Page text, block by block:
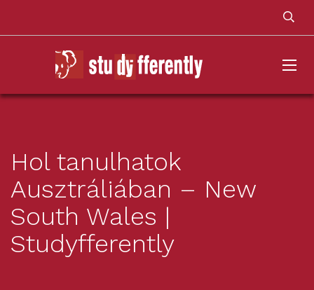
Hol tanulhatok
Ausztráliában – New
South Wales |
Studyfferently